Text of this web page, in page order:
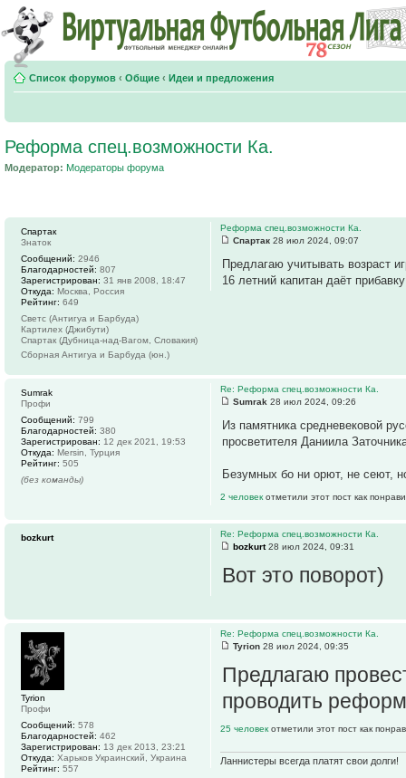
Список форумов ‹ Общие ‹ Идеи и предложения
Реформа спец.возможности Ка.
Модератор: Модераторы форума
Реформа спец.возможности Ка.
Спартак 28 июл 2024, 09:07
Предлагаю учитывать возраст
16 летний капитан даёт
Спартак
Знаток
Сообщений: 2946
Благодарностей: 807
Зарегистрирован: 31 янв 2008, 18:47
Откуда: Москва, Россия
Рейтинг: 649
Светс (Антигуа и Барбуда)
Картилех (Джибути)
Спартак (Дубница-над-Вагом, Словакия)
Сборная Антигуа и Барбуда (юн.)
Re: Реформа спец.возможности Ка.
Sumrak 28 июл 2024, 09:26
Из памятника средневековой
просветителя Даниила
Безумных бо ни орют, не сеют,
2 человек отметили этот пост как
Sumrak
Профи
Сообщений: 799
Благодарностей: 380
Зарегистрирован: 12 дек 2021, 19:53
Откуда: Mersin, Турция
Рейтинг: 505
(без команды)
Re: Реформа спец.возможности Ка.
bozkurt28 июл 2024, 09:31
Вот это поворот)
bozkurt
Re: Реформа спец.возможности Ка.
Tyrion 28 июл 2024, 09:35
Предлагаю
проводить
25 человек отметили этот пост как
Ланнистеры всегда платят свои долги!
Tyrion
Профи
Сообщений: 578
Благодарностей: 462
Зарегистрирован: 13 дек 2013, 23:21
Откуда: Харьков Украинский, Украина
Рейтинг: 557